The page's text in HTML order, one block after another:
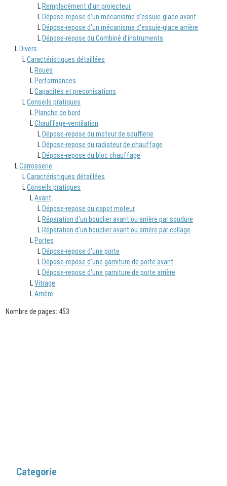
L Remplacément d'un projecteur
L Dépose-repose d'un mécanisme d'essuie-glace avant
L Dépose-repose d'un mécanisme d'essuie-glace arrière
L Dépose-repose du Combiné d'instruments
L Divers
LCaractéristiques détaillées
L Roues
L Performances
LCapacités et preconisations
LConseils pratiques
L Planche de bord
LChauffage-ventilation
L Dépose-repose du moteur de soufflerie
L Dépose-repose du radiateur de chauffage
L Dépose-repose du bloc chauffage
LCarrosserie
LCaractéristiques détaillées
LConseils pratiques
LAvant
L Dépose-repose du capot moteur
L Réparation d'un bouclier avant ou arrière par soudure
L Réparation d'un bouclier avant ou arrière par collage
L Portes
L Dépose-repose d'une porte
L Dépose-repose d'une garniture de porte avant
L Dépose-repose d'une garniture de porte arrière
LVitrage
LArrière
Nombre de pages: 453
Categorie